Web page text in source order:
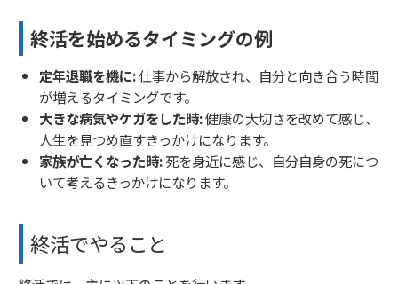
終活を始めるタイミングの例
定年退職を機に:仕事から解放され、自分と向き合う時間
が増えるタイミングです。
大きな病気やケガをした時:健康の大切さを改めて感じ、
人生を見つめ直すきっかけになります。
家族が亡くなった時:死を身近に感じ、自分自身の死につ
いて考えるきっかけになります。
終活でやること